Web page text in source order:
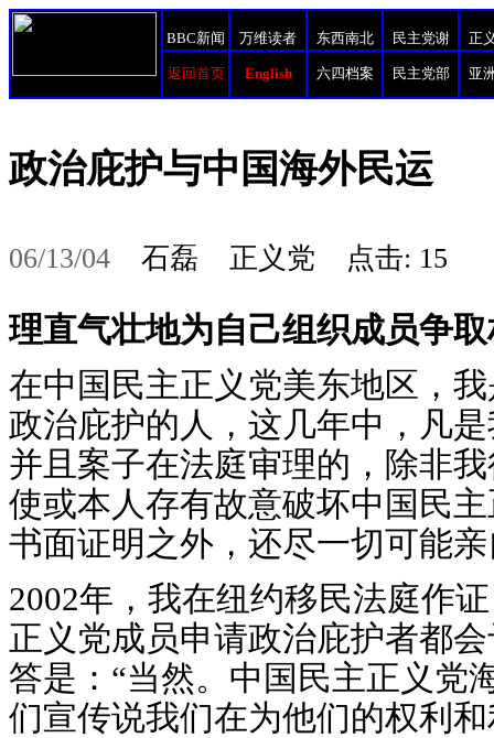
BBC新闻 万维读者 东西南北 民主党谢 正
返回首页 English 六四档案 民主党部 亚
政治庇护与中国海外民运
06/13/04 石磊 正义党 点击: 15
理直气壮地为自己组织成员争
在中国民主正义党美东地区，
政治庇护的人，这几年中，凡
并且案子在法庭审理的，除非
使或本人存有故意破坏中国民
书面证明之外，还尽一切可能
2002年，我在纽约移民法庭作
正义党成员申请政治庇护者都
答是：“当然。中国民主正义党
们宣传说我们在为他们的权利